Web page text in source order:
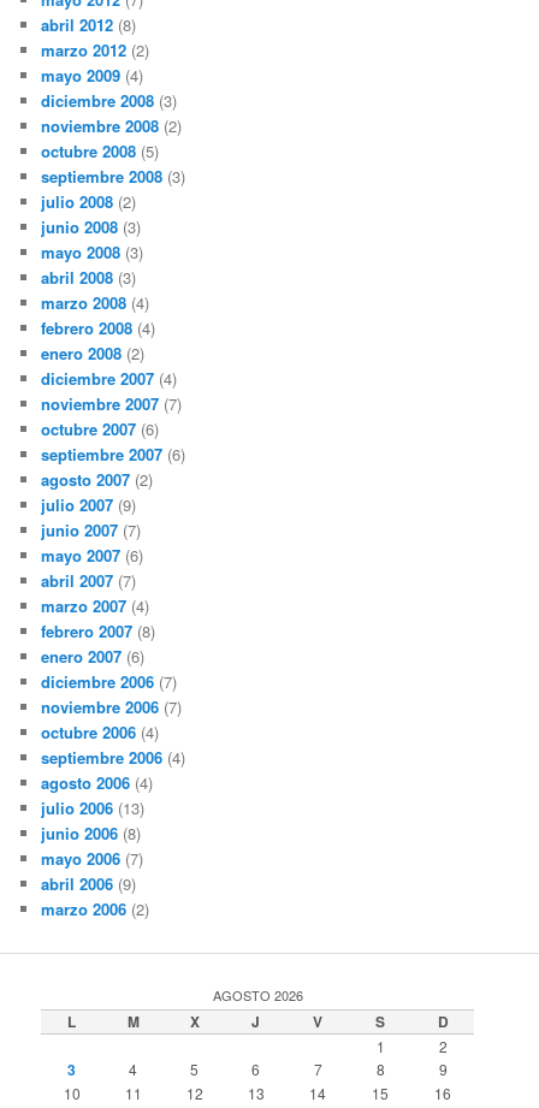
abril 2012 (8)
marzo 2012 (2)
mayo 2009 (4)
diciembre 2008 (3)
noviembre 2008 (2)
octubre 2008 (5)
septiembre 2008 (3)
julio 2008 (2)
junio 2008 (3)
mayo 2008 (3)
abril 2008 (3)
marzo 2008 (4)
febrero 2008 (4)
enero 2008 (2)
diciembre 2007 (4)
noviembre 2007 (7)
octubre 2007 (6)
septiembre 2007 (6)
agosto 2007 (2)
julio 2007 (9)
junio 2007 (7)
mayo 2007 (6)
abril 2007 (7)
marzo 2007 (4)
febrero 2007 (8)
enero 2007 (6)
diciembre 2006 (7)
noviembre 2006 (7)
octubre 2006 (4)
septiembre 2006 (4)
agosto 2006 (4)
julio 2006 (13)
junio 2006 (8)
mayo 2006 (7)
abril 2006 (9)
marzo 2006 (2)
AGOSTO 2026
L M X J V S D
1 2
3 4 5 6 7 8
9
10
11 12 13 14 15
16